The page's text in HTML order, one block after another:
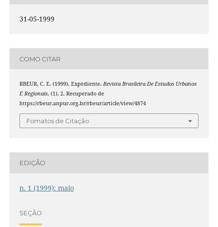
31-05-1999
COMO CITAR
RBEUR, C. E. (1999). Expediente. Revista Brasileira De Estudos Urbanos
E Regionais, (1), 2. Recuperado de
https://rbeur.anpur.org.br/rbeur/article/view/4874
Fomatos de Citação
EDIÇÃO
n. 1 (1999): maio
SEÇÃO